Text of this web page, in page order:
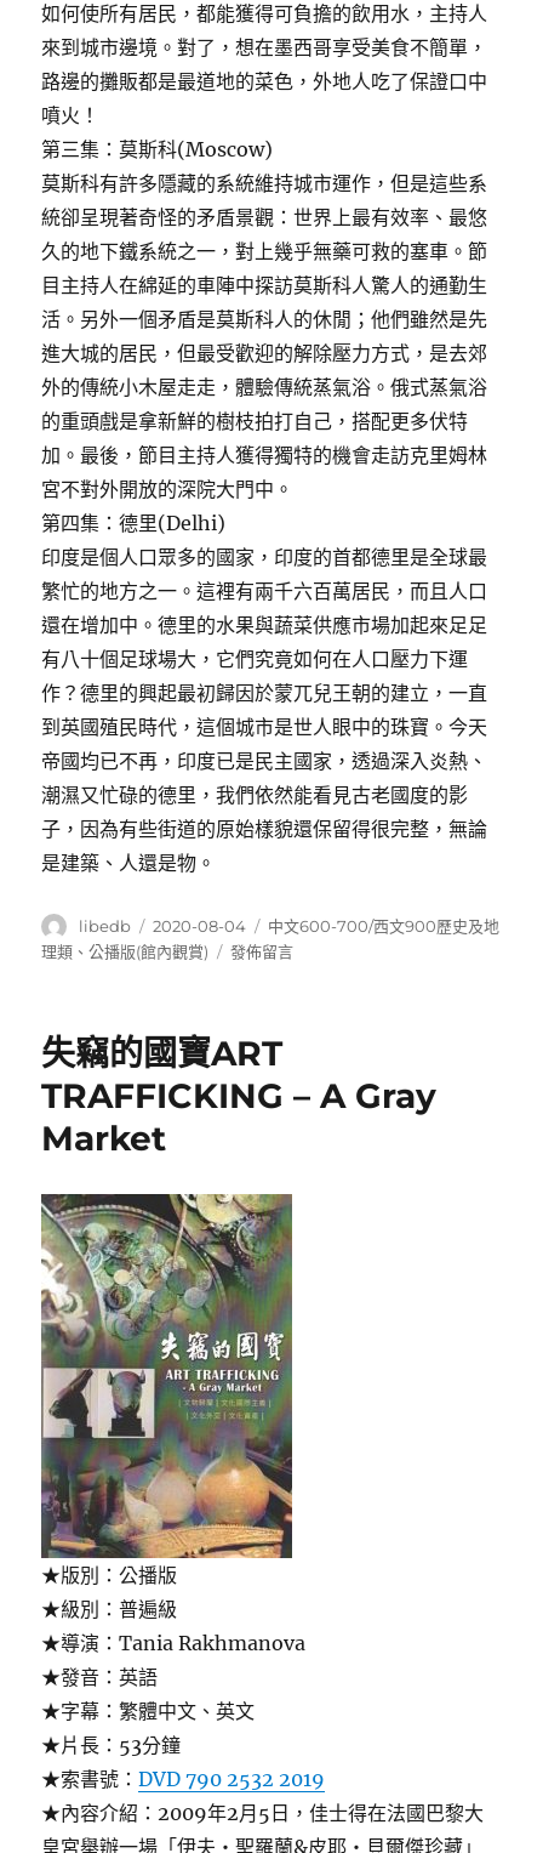
如何使所有居民，都能獲得可負擔的飲用水，主持人
來到城市邊境。對了，想在墨西哥享受美食不簡單，
路邊的攤販都是最道地的菜色，外地人吃了保證口中
噴火！
第三集：莫斯科(Moscow)
莫斯科有許多隱藏的系統維持城市運作，但是這些系
統卻呈現著奇怪的矛盾景觀：世界上最有效率、最悠
久的地下鐵系統之一，對上幾乎無藥可救的塞車。節
目主持人在綿延的車陣中探訪莫斯科人驚人的通勤生
活。另外一個矛盾是莫斯科人的休閒；他們雖然是先
進大城的居民，但最受歡迎的解除壓力方式，是去郊
外的傳統小木屋走走，體驗傳統蒸氣浴。俄式蒸氣浴
的重頭戲是拿新鮮的樹枝拍打自己，搭配更多伏特
加。最後，節目主持人獲得獨特的機會走訪克里姆林
宮不對外開放的深院大門中。
第四集：德里(Delhi)
印度是個人口眾多的國家，印度的首都德里是全球最
繁忙的地方之一。這裡有兩千六百萬居民，而且人口
還在增加中。德里的水果與蔬菜供應市場加起來足足
有八十個足球場大，它們究竟如何在人口壓力下運
作？德里的興起最初歸因於蒙兀兒王朝的建立，一直
到英國殖民時代，這個城市是世人眼中的珠寶。今天
帝國均已不再，印度已是民主國家，透過深入炎熱、
潮濕又忙碌的德里，我們依然能看見古老國度的影
子，因為有些街道的原始樣貌還保留得很完整，無論
是建築、人還是物。
作
者
libedb
發
佈
2020-08-04
分
類
中文600-700/西文900歷史及地
理類 、公播版(館內觀賞)
在
繁
的
busiest
cities)〉
發佈留言
失竊的國寶ART
TRAFFICKING – A Gray
Market
★版別：公播版
★級別：普遍級
★導演：Tania Rakhmanova
★發音：英語
★字幕：繁體中文、英文
★片長：53分鐘
★索書號：DVD 790 2532 2019
★內容介紹：2009年2月5日，佳士得在法國巴黎大
皇宮舉辦一場「伊夫・聖羅蘭&皮耶・貝爾傑珍藏」